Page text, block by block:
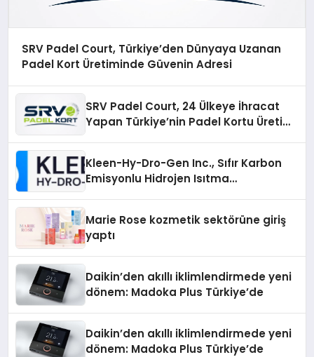
SRV Padel Court, Türkiye’den Dünyaya Uzanan
Padel Kort Üretiminde Güvenin Adresi
SRV Padel Court, 24 Ülkeye İhracat
Yapan Türkiye’nin Padel Kortu Üretim
Kleen-Hy-Dro-Gen Inc., Sıfır Karbon
Emisyonlu Hidrojen Isıtma
Marie Rose kozmetik sektörüne giriş
yaptı
Daikin’den akıllı iklimlendirmede yeni
dönem: Madoka Plus Türkiye’de
Daikin’den akıllı iklimlendirmede yeni
dönem: Madoka Plus Türkiye’de